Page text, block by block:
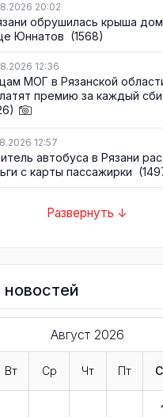
20:02
обрушилась крыша
Юннатов (1568)
12:36
МОГ в Рязанской
премию за каждый
12:57
автобуса в Рязани
с карты пассажирки
Развернуть ↓
Август 2026
Вт Ср Чт Пт